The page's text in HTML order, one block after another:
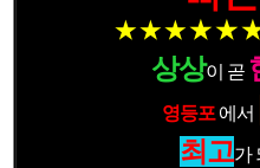
★ ★ ★★ ★
상상이 곧
영등포 에서
최고가